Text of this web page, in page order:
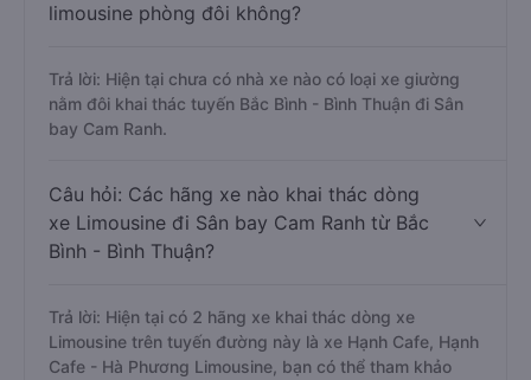
limousine phòng đôi không?
Trả lời: Hiện tại chưa có nhà xe nào có loại xe giường
nằm đôi khai thác tuyến Bắc Bình - Bình Thuận đi Sân
bay Cam Ranh.
Câu hỏi: Các hãng xe nào khai thác dòng
xe Limousine đi Sân bay Cam Ranh từ Bắc
Bình - Bình Thuận?
Trả lời: Hiện tại có 2 hãng xe khai thác dòng xe
Limousine trên tuyến đường này là xe Hạnh Cafe, Hạnh
Cafe - Hà Phương Limousine, bạn có thể tham khảo